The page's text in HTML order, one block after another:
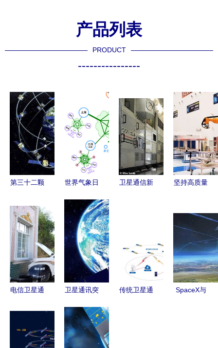
产品列表
PRODUCT
----------------
第三十二颗
射后的北斗
系统 水平
与GPS对比
分析及卫星
通信服务
世界气象日
的气象信息
化指挥中心
的核心要素
是什么？
卫星通信新
坚持高质量
质效滨城
见证滨城奋
进新征程
喜迎市第十
二次党代会
系列报道之
电信卫星通
的“空中生
卫星通讯突
iPhone 14
即将迎来通
传统卫星通
SpaceX与